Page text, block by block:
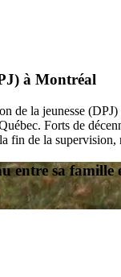
à Montréal
la jeunesse
Forts de
fin de la
entre sa famille